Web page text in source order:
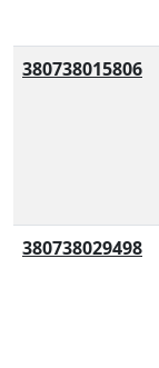
380738015806
380738029498